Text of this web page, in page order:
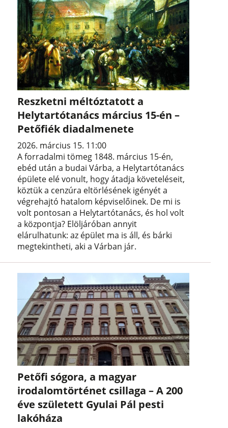
Reszketni méltóztatott a
Helytartótanács március 15-én –
Petőfiék diadalmenete
2026. március 15. 11:00
A forradalmi tömeg 1848. március 15-én,
ebéd után a budai Várba, a Helytartótanács
épülete elé vonult, hogy átadja követeléseit,
köztük a cenzúra eltörlésének igényét a
végrehajtó hatalom képviselőinek. De mi is
volt pontosan a Helytartótanács, és hol volt
a központja? Elöljáróban annyit
elárulhatunk: az épület ma is áll, és bárki
megtekintheti, aki a Várban jár.
Petőfi sógora, a magyar
irodalomtörténet csillaga – A 200
éve született Gyulai Pál pesti
lakóháza